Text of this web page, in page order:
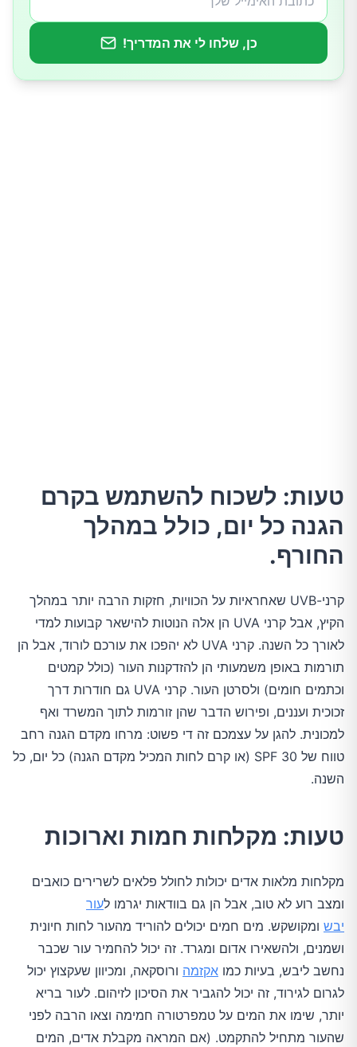
טעות: שיזוף בהתזה
אהבתם את המאמר? פרגנו בלייק!
כן, שלחו לי את המדריך!
טעות: לשכוח להשתמש בקרם
הגנה כל יום, כולל במהלך
החורף.
קרני-UVB שאחראיות על הכוויות, חזקות הרבה יותר במהלך
הקיץ, אבל קרני UVA הן אלה הנוטות להישאר קבועות למדי
לאורך כל השנה. קרני UVA לא יהפכו את עורכם לורוד, אבל הן
תורמות באופן משמעותי הן להזדקנות העור (כולל קמטים
וכתמים חומים) ולסרטן העור. קרני UVA גם חודרות דרך
זכוכית ועננים, ופירוש הדבר שהן זורמות לתוך המשרד ואף
למכונית. להגן על עצמכם זה די פשוט: מרחו מקדם הגנה רחב
טווח של 30 SPF (או קרם לחות המכיל מקדם הגנה) כל יום, כל
השנה.
טעות: מקלחות חמות וארוכות
מקלחות מלאות אדים יכולות לחולל פלאים לשרירים כואבים
ומצב רוע לא טוב, אבל הן גם בוודאות יגרמו לעור
יבש ומקושקש. מים חמים יכולים להוריד מהעור לחות חיונית
ושמנים, ולהשאירו אדום ומגרד. זה יכול להחמיר עור שכבר
נחשב ליבש, בעיות כמו אקזמה ורוסקאה, ומכיוון שעקצוץ יכול
לגרום לגירוד, זה יכול להגביר את הסיכון לזיהום. לעור בריא
יותר, שימו את המים על טמפרטורה חמימה וצאו הרבה לפני
שהעור מתחיל להתקמט. (אם המראה מקבלת אדים, המים